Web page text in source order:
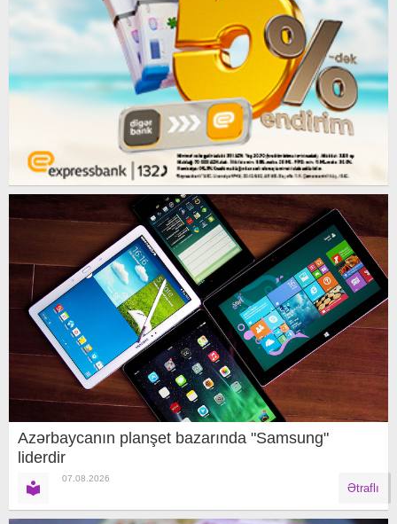
Azərbaycanın planşet bazarında "Samsung"
liderdir
07.08.2026
Ətraflı